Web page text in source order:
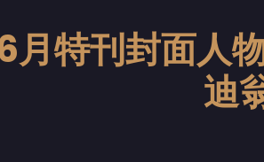
月特刊封面人
迪